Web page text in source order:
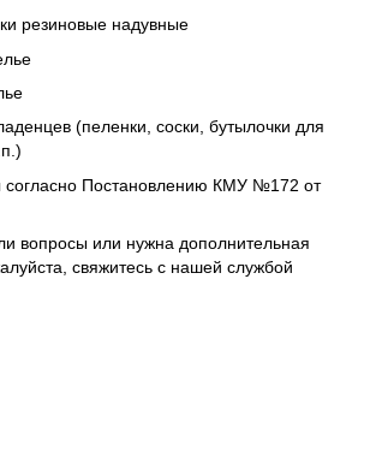
резиновые надувные
(пеленки, соски, бутылочки для
согласно Постановлению КМУ №172 от
вопросы или нужна дополнительная
свяжитесь с нашей службой